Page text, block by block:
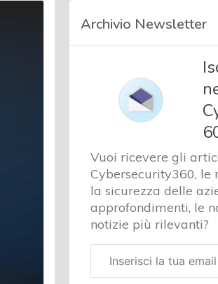
Archivio Newsletter
Vuoi ricevere gli
Cybersecurity360, le
la sicurezza delle
approfondimenti, le
notizie più rilevanti?
aziendale